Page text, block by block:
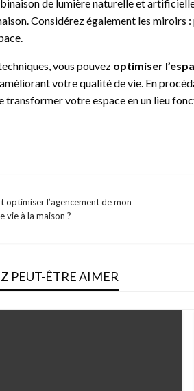
de lumière naturelle et
Considérez également les
vous pouvez optimiser
votre qualité de vie. En
transformer votre espace en un lieu
optimiser l’agencement de mon
vie à la maison ?
PEUT-ÊTRE AIMER